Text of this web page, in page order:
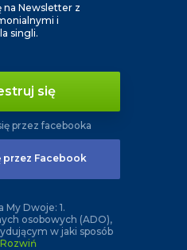
na Newsletter z
i
singli.
się
przez facebooka
przez Facebook
My Dwoje: 1.
osobowych (ADO),
w jaki sposób
Rozwiń